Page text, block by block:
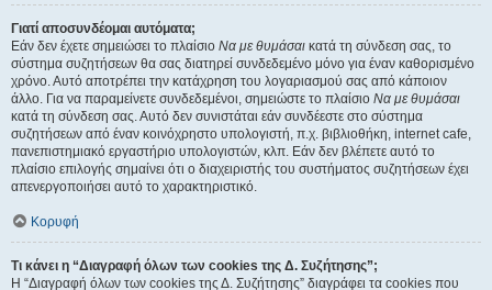
Γιατί αποσυνδέομαι αυτόματα;
Εάν δεν έχετε σημειώσει το πλαίσιο Να με θυμάσαι κατά τη σύνδεση σας, το
σύστημα συζητήσεων θα σας διατηρεί συνδεδεμένο μόνο για έναν καθορισμένο
χρόνο. Αυτό αποτρέπει την κατάχρηση του λογαριασμού σας από κάποιον
άλλο. Για να παραμείνετε συνδεδεμένοι, σημειώστε το πλαίσιο Να με θυμάσαι
κατά τη σύνδεση σας. Αυτό δεν συνιστάται εάν συνδέεστε στο σύστημα
συζητήσεων από έναν κοινόχρηστο υπολογιστή, π.χ. βιβλιοθήκη, internet cafe,
πανεπιστημιακό εργαστήριο υπολογιστών, κλπ. Εάν δεν βλέπετε αυτό το
πλαίσιο επιλογής σημαίνει ότι ο διαχειριστής του συστήματος συζητήσεων έχει
απενεργοποιήσει αυτό το χαρακτηριστικό.
Κορυφή
Τι κάνει η “Διαγραφή όλων των cookies της Δ. Συζήτησης”;
Η “Διαγραφή όλων των cookies της Δ. Συζήτησης” διαγράφει τα cookies που